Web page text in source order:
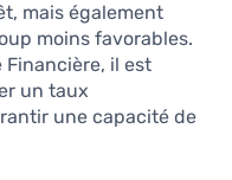
mais également
moins favorables.
Financière, il est
un taux
une capacité de